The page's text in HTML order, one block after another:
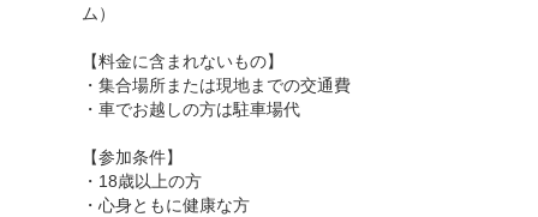
ム）
【料金に含まれないもの】
・集合場所または現地までの交通費
・車でお越しの方は駐車場代
【参加条件】
・18歳以上の方
・心身ともに健康な方